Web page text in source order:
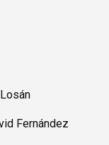
Fernández